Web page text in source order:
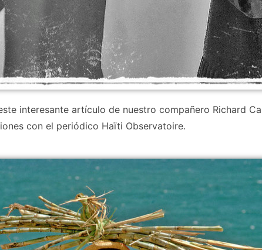
interesante artículo de nuestro compañero Richard
con el periódico Haïti Observatoire.